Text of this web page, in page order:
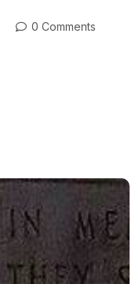
0 Comments